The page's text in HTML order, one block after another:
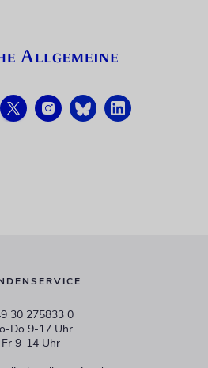
30 275833 0
Do 9-17 Uhr
Fr 9-14 Uhr